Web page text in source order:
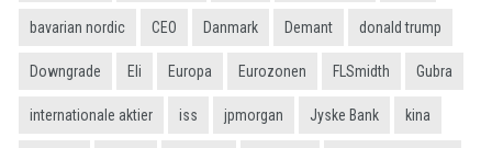
bavarian nordic CEO Danmark Demant donald trump
Downgrade Eli Europa Eurozonen FLSmidth Gubra
internationale aktier iss jpmorgan Jyske Bank kina